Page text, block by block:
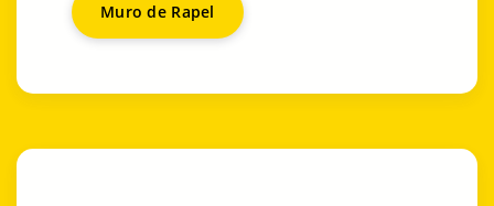
Muro de Rapel